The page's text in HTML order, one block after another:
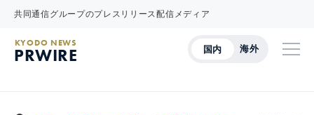
共同通信グループのプレスリリース配信メディア
国内 海外
KYODO NEWS
PRWIRE